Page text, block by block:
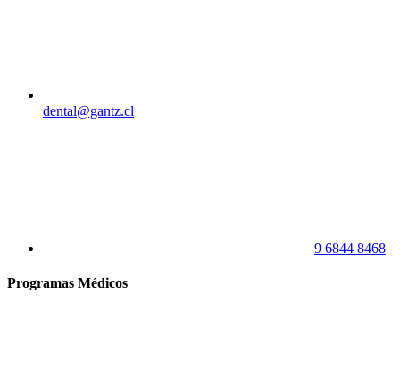
dental@gantz.cl
9 6844 8468
Programas Médicos